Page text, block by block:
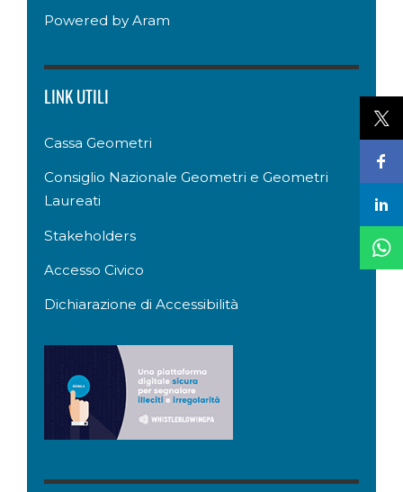
Powered byAram
LINK UTILI
Cassa Geometri
Consiglio Nazionale Geometri e Geometri
Laureati
Stakeholders
Accesso Civico
Dichiarazione di Accessibilità